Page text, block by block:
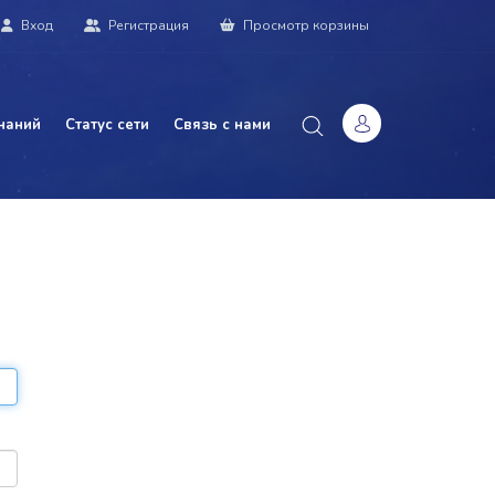
Вход Регистрация Просмотр корзины
Статус сети Связь с нами